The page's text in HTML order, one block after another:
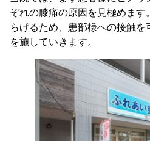
ぞれの膝痛の原因を見極めま
らげるため、患部様への接触
を施していきます。